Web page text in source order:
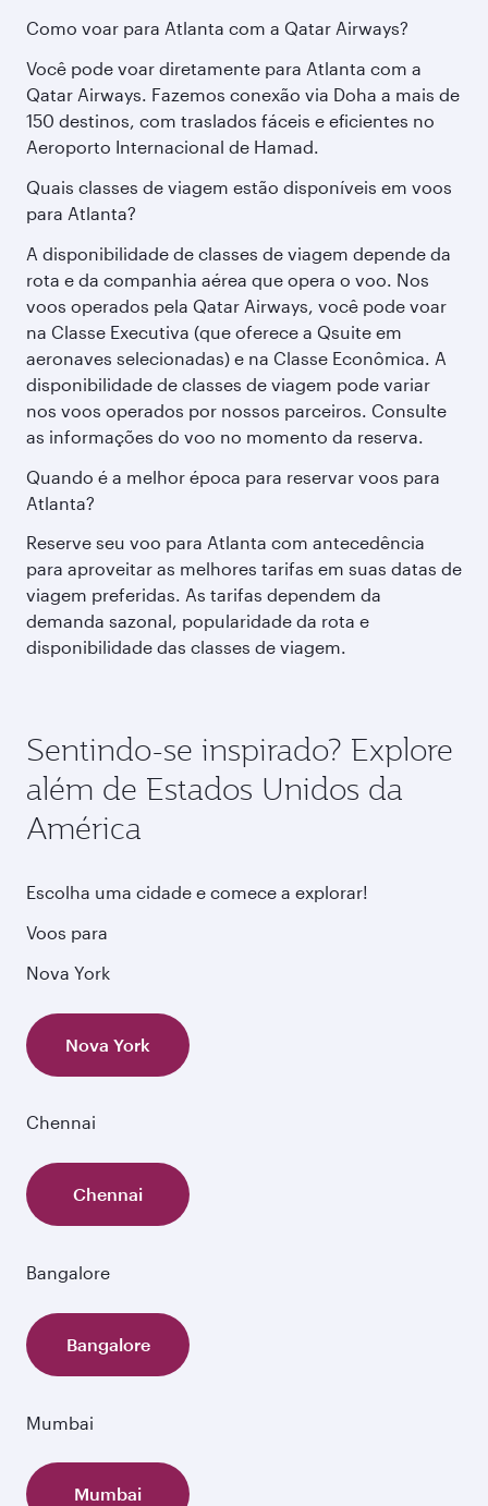
Como voar para Atlanta com a Qatar Airways?
Você pode voar diretamente para Atlanta com a
Qatar Airways. Fazemos conexão via Doha a mais de
150 destinos, com traslados fáceis e eficientes no
Aeroporto Internacional de Hamad.
Quais classes de viagem estão disponíveis em voos
para Atlanta?
A disponibilidade de classes de viagem depende da
rota e da companhia aérea que opera o voo. Nos
voos operados pela Qatar Airways, você pode voar
na Classe Executiva (que oferece a Qsuite em
aeronaves selecionadas) e na Classe Econômica. A
disponibilidade de classes de viagem pode variar
nos voos operados por nossos parceiros. Consulte
as informações do voo no momento da reserva.
Quando é a melhor época para reservar voos para
Atlanta?
Reserve seu voo para Atlanta com antecedência
para aproveitar as melhores tarifas em suas datas de
viagem preferidas. As tarifas dependem da
demanda sazonal, popularidade da rota e
disponibilidade das classes de viagem.
Sentindo-se inspirado? Explore
além de Estados Unidos da
América
Escolha uma cidade e comece a explorar!
Voos para
Nova York
Nova York
Chennai
Chennai
Bangalore
Bangalore
Mumbai
Mumbai